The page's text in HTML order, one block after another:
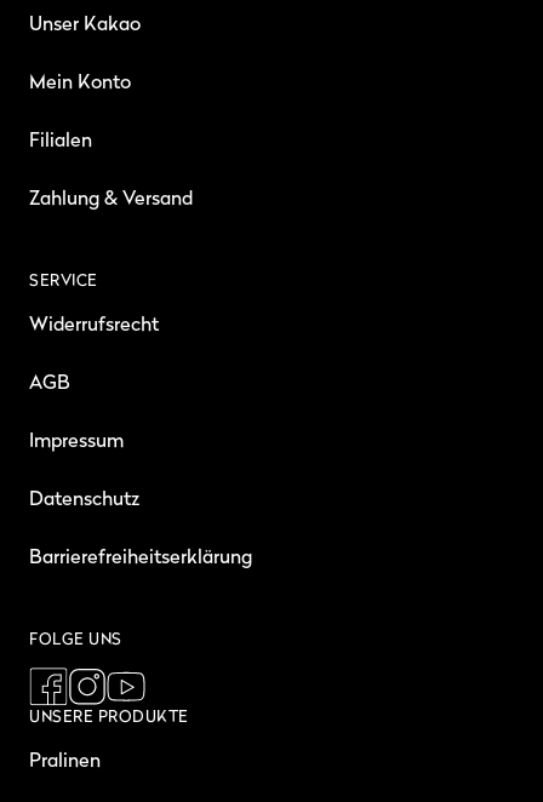
Unser Kakao
Mein Konto
Filialen
Zahlung & Versand
SERVICE
Widerrufsrecht
AGB
Impressum
Datenschutz
Barrierefreiheitserklärung
FOLGE UNS
UNSERE PRODUKTE
Pralinen